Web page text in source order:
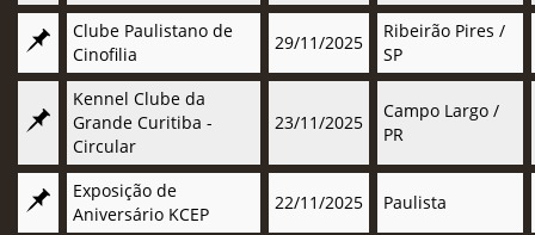
Clube Paulistano de
Cinofilia
29/11/2025
Ribeirão Pires /
SP
Kennel Clube da
Grande Curitiba -
Circular
23/11/2025
Campo Largo /
PR
Exposição de
Aniversário KCEP
22/11/2025 Paulista